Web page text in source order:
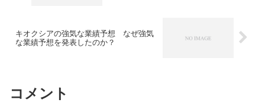
キオクシアの強気な業績予想 なぜ強気
な業績予想を発表したのか？
コメント